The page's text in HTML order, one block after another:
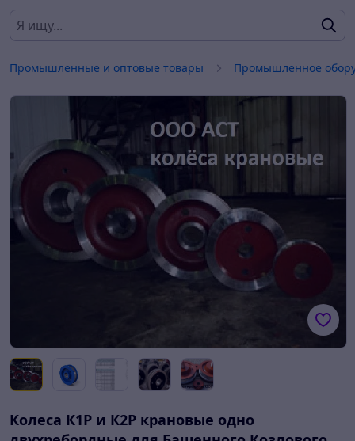
Промышленные и оптовые товары Промышленное
Колеса К1Р и К2Р крановые одно